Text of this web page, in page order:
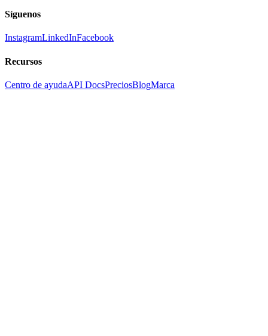
Síguenos
InstagramLinkedInFacebook
Recursos
Centro de ayudaAPI DocsPreciosBlogMarca